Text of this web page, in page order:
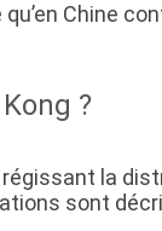
Chine
?
la
sont